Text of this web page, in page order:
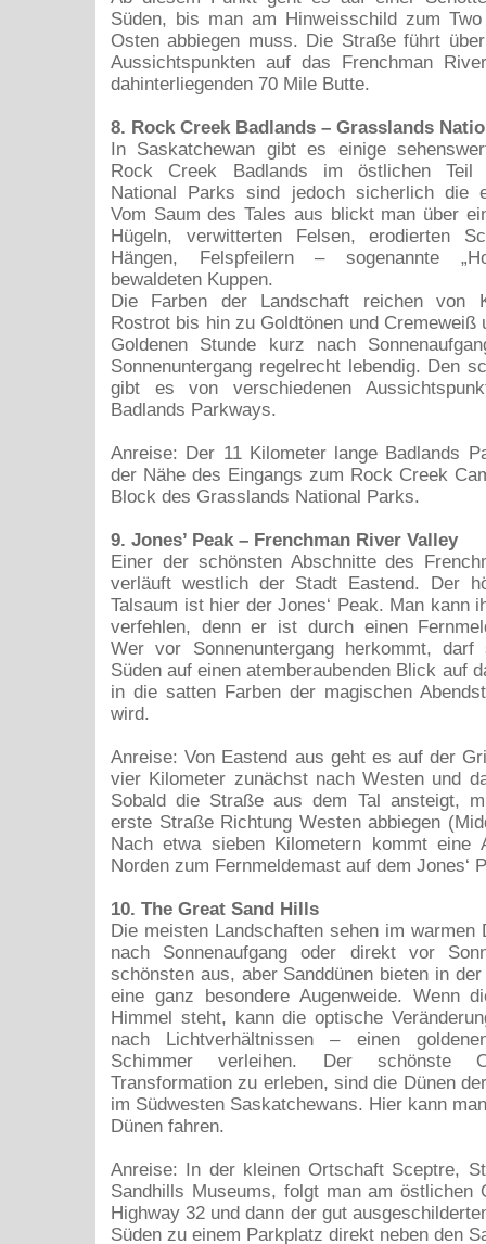
Süden, bis man am Hinweisschild zum
Osten abbiegen muss. Die Straße führt
Aussichtspunkten auf das Frenchman
dahinterliegenden 70 Mile Butte.
8. Rock Creek Badlands – Grasslands
In Saskatchewan gibt es einige
Rock Creek Badlands im östlichen Teil
National Parks sind jedoch sicherlich die
Vom Saum des Tales aus blickt man über
Hügeln, verwitterten Felsen, erodierten
Hängen, Felspfeilern – sogenannte
bewaldeten Kuppen.
Die Farben der Landschaft reichen von
Rostrot bis hin zu Goldtönen und Cremeweiß
Goldenen Stunde kurz nach
Sonnenuntergang regelrecht lebendig. Den
gibt es von verschiedenen
Badlands Parkways.
Anreise: Der 11 Kilometer lange Badlands
der Nähe des Eingangs zum Rock Creek
Block des Grasslands National Parks.
9. Jones’ Peak – Frenchman River Valley
Einer der schönsten Abschnitte des
verläuft westlich der Stadt Eastend. Der
Talsaum ist hier der Jones‘ Peak. Man kann
verfehlen, denn er ist durch einen
Wer vor Sonnenuntergang herkommt,
Süden auf einen atemberaubenden Blick auf
in die satten Farben der magischen
wird.
Anreise: Von Eastend aus geht es auf der
vier Kilometer zunächst nach Westen und
Sobald die Straße aus dem Tal ansteigt,
erste Straße Richtung Westen abbiegen
Nach etwa sieben Kilometern kommt eine
Norden zum Fernmeldemast auf dem Jones‘
10. The Great Sand Hills
Die meisten Landschaften sehen im warmen
nach Sonnenaufgang oder direkt vor
schönsten aus, aber Sanddünen bieten in
eine ganz besondere Augenweide. Wenn
Himmel steht, kann die optische
nach Lichtverhältnissen – einen
Schimmer verleihen. Der schönste
Transformation zu erleben, sind die Dünen
im Südwesten Saskatchewans. Hier kann
Dünen fahren.
Anreise: In der kleinen Ortschaft Sceptre,
Sandhills Museums, folgt man am östlichen
Highway 32 und dann der gut
Süden zu einem Parkplatz direkt neben den